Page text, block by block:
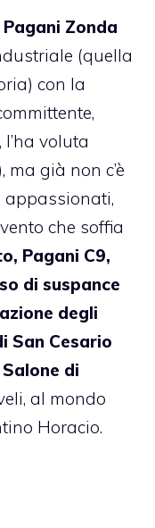
Pagani Zonda
(quella
con la
voluta
già non c’è
appassionati,
che soffia
Pagani C9,
di suspance
degli
San Cesario
Salone di
al mondo
Horacio.